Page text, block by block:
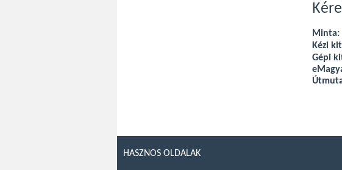
Minta:
Kézi
Gépi
HASZNOS OLDALAK